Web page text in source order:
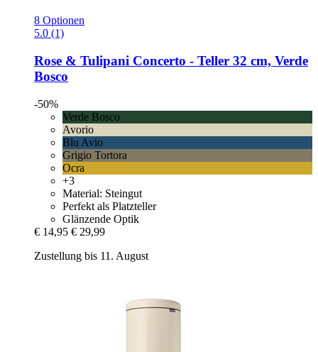
8 Optionen
5.0 (1)
Rose & Tulipani Concerto -​ Teller 32 cm, Verde
Bosco
-50%
Verde Bosco
Avorio
Blu Avio
Grigio Tortora
Ocra
+3
Material: Steingut
Perfekt als Platzteller
Glänzende Optik
€ 14,95 € 29,99
Zustellung bis 11. August